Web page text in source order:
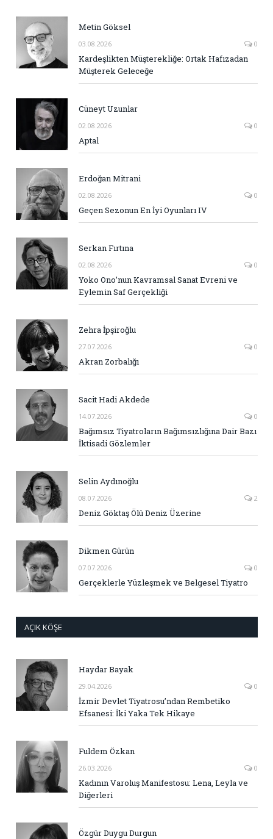
Metin Göksel
03.08.2026 0
Kardeşlikten Müşterekliğe: Ortak Hafızadan
Müşterek Geleceğe
Cüneyt Uzunlar
02.08.2026 0
Aptal
Erdoğan Mitrani
02.08.2026 0
Geçen Sezonun En İyi Oyunları IV
Serkan Fırtına
02.08.2026 0
Yoko Ono’nun Kavramsal Sanat Evreni ve
Eylemin Saf Gerçekliği
Zehra İpşiroğlu
27.07.2026 0
Akran Zorbalığı
Sacit Hadi Akdede
14.07.2026 0
Bağımsız Tiyatroların Bağımsızlığına Dair Bazı
İktisadi Gözlemler
Selin Aydınoğlu
08.07.2026 2
Deniz Göktaş Ölü Deniz Üzerine
Dikmen Gürün
07.07.2026 0
Gerçeklerle Yüzleşmek ve Belgesel Tiyatro
AÇIK KÖŞE
Haydar Bayak
29.04.2026 0
İzmir Devlet Tiyatrosu’ndan Rembetiko
Efsanesi: İki Yaka Tek Hikaye
Fuldem Özkan
26.03.2026 0
Kadının Varoluş Manifestosu: Lena, Leyla ve
Diğerleri
Özgür Duygu Durgun